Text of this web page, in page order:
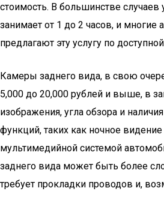
стоимость. В большинстве случаев
занимает от 1 до 2 часов, и многие
предлагают эту услугу по
Камеры заднего вида, в свою
5,000 до 20,000 рублей и выше, в
изображения, угла обзора и
функций, таких как ночное видение
мультимедийной системой
заднего вида может быть более
требует прокладки проводов и,